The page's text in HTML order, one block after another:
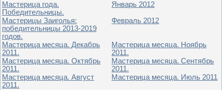
Мастерица года.
Победительницы.
Январь 2012
Мастерицы Заиголья:
победительницы 2013-2019
годов.
Февраль 2012
Мастерица месяца. Декабрь
2011.
Мастерица месяца. Ноябрь
2011.
Мастерица месяца. Октябрь
2011.
Мастерица месяца. Сентябрь
2011.
Мастерица месяца. Август
2011.
Мастерица месяца. Июль 2011